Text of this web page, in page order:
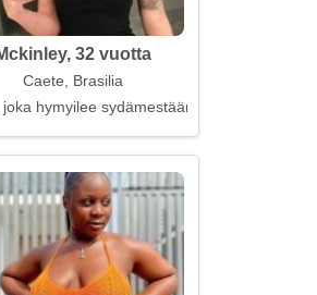
32 vuotta
Caete, Brasilia
hymyilee sydämestään